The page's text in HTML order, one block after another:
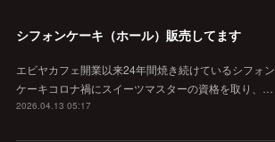
シフォンケーキ（ホール）販売してます
エビヤカフェ開業以来24年間焼き続けているシフォン
ケーキコロナ禍にスイーツマスターの資格を取り、…
2026.04.13 05:17